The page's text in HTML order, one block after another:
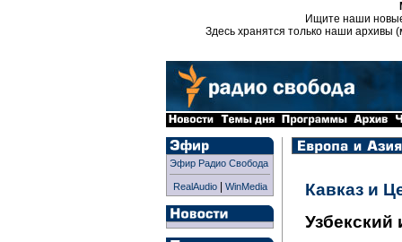
Ищите наши
Здесь хранятся только наши архивы
Эфир Радио Свобода
RealAudio| WinMedia
Кавказ и
Узбекский